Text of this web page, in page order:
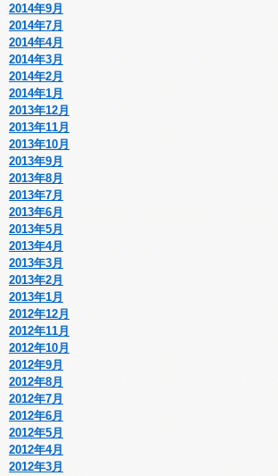
2014年9月
2014年7月
2014年4月
2014年3月
2014年2月
2014年1月
2013年12月
2013年11月
2013年10月
2013年9月
2013年8月
2013年7月
2013年6月
2013年5月
2013年4月
2013年3月
2013年2月
2013年1月
2012年12月
2012年11月
2012年10月
2012年9月
2012年8月
2012年7月
2012年6月
2012年5月
2012年4月
2012年3月